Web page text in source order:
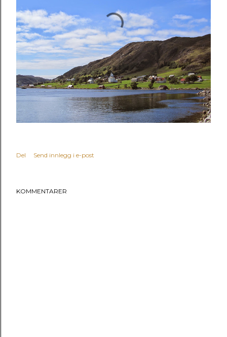
Del Send innlegg i e-post
KOMMENTARER